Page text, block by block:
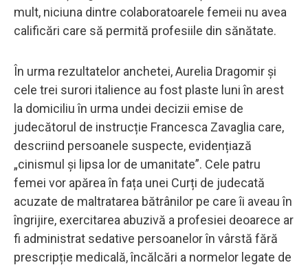
mult, niciuna dintre colaboratoarele femeii nu avea
calificări care să permită profesiile din sănătate.
În urma rezultatelor anchetei, Aurelia Dragomir și
cele trei surori italience au fost plaste luni în arest
la domiciliu în urma undei decizii emise de
judecătorul de instrucție Francesca Zavaglia care,
descriind persoanele suspecte, evidențiază
„cinismul și lipsa lor de umanitate”. Cele patru
femei vor apărea în fața unei Curți de judecată
acuzate de maltratarea bătrânilor pe care îi aveau în
îngrijire, exercitarea abuzivă a profesiei deoarece ar
fi administrat sedative persoanelor în vârstă fără
prescripție medicală, încălcări a normelor legate de